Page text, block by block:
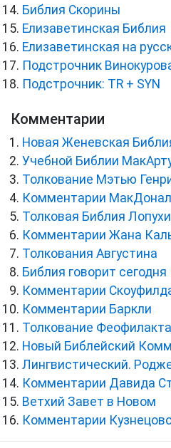
Библия Скорины
Елизаветинская Библия
Елизаветинская на
Подстрочник
Подстрочник: TR + SYN
Комментарии
Новая Женевская
Учебной Библии
Толкование Мэтью
Комментарии
Толковая Библия
Комментарии Жана
Толкования Августина
Библия говорит сегодня
Комментарии
Комментарии Баркли
Толкование
Новый Библейский
Лингвистический.
Комментарии Давида
Ветхий Завет в Новом
Комментарии